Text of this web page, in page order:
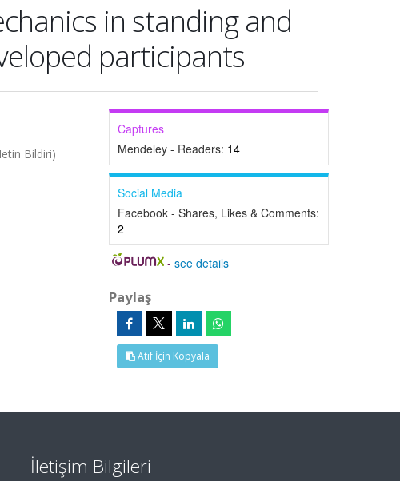
in standing and
participants
Bildiri)
Captures
Mendeley - Readers: 14
Social Media
Facebook - Shares, Likes & Comments:
2
-see details
Paylaş
Atıf İçin Kopyala
İletişim Bilgileri